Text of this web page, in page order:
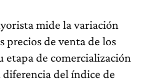
mide la variación
precios de venta de los
etapa de comercialización
del índice de